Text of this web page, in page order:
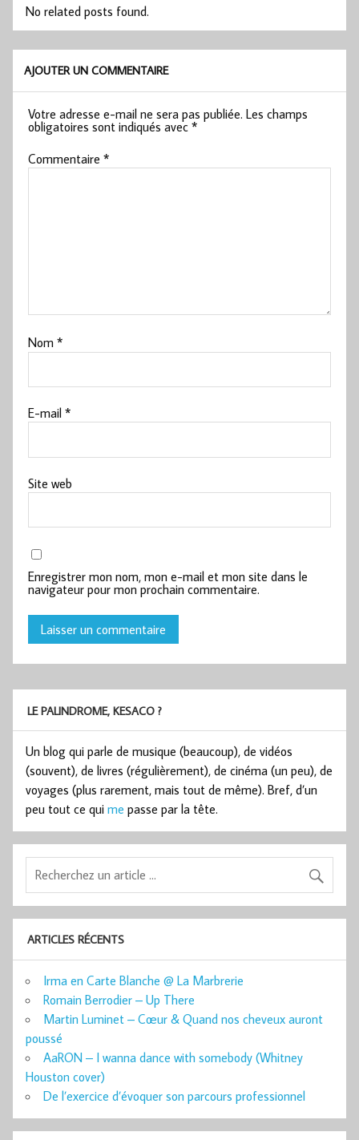
No related posts found.
AJOUTER UN COMMENTAIRE
Votre adresse e-mail ne sera pas publiée. Les champs
obligatoires sont indiqués avec*
Commentaire*
Nom*
E-mail*
Site web
Enregistrer mon nom, mon e-mail et mon site dans le
navigateur pour mon prochain commentaire.
LE PALINDROME, KESACO ?
Un blog qui parle de musique (beaucoup), de vidéos
(souvent), de livres (régulièrement), de cinéma (un peu), de
voyages (plus rarement, mais tout de même). Bref, d’un
peu tout ce qui me passe par la tête.
ARTICLES RÉCENTS
Irma en Carte Blanche @ La Marbrerie
Romain Berrodier – Up There
Martin Luminet – Cœur & Quand nos cheveux auront
poussé
AaRON – I wanna dance with somebody (Whitney
Houston cover)
De l’exercice d’évoquer son parcours professionnel